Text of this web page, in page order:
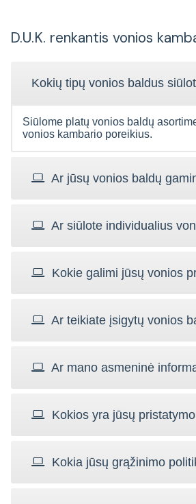
D.U.K. renkantis vonios
Kokių tipų vonios baldus
Siūlome platų vonios baldų
vonios kambario poreikius.
Ar jūsų vonios baldų
Ar siūlote individualius
Kokie galimi jūsų vonios
Ar teikiate įsigytų vonios
Ar mano asmeninė
Kokios yra jūsų
Kokia jūsų grąžinimo